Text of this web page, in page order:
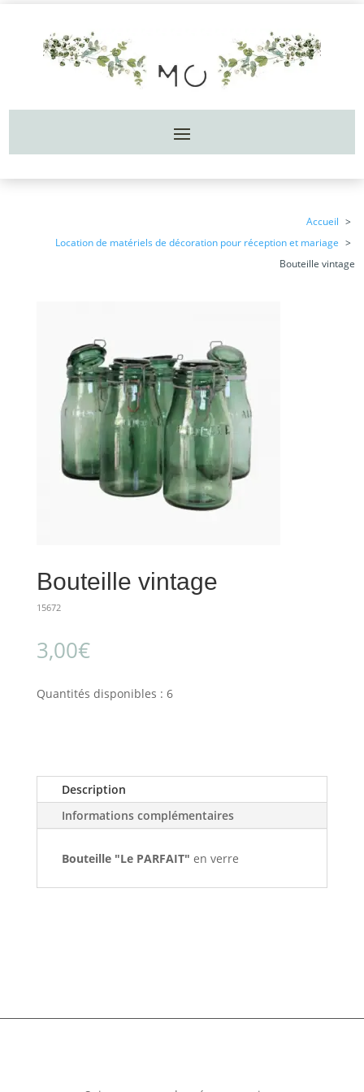
Accueil
Location de matériels de décoration pour réception et mariage
Bouteille vintage
Bouteille vintage
15672
3,00€
Quantités disponibles : 6
Description
Informations complémentaires
Bouteille "Le PARFAIT" en verre